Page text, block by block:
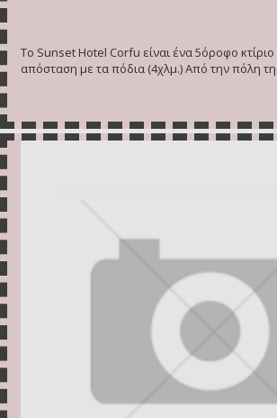
Το Sunset Hotel Corfu είναι ένα 5όροφο κτίριο
απόσταση με τα πόδια (4χλμ.) Από την πόλη